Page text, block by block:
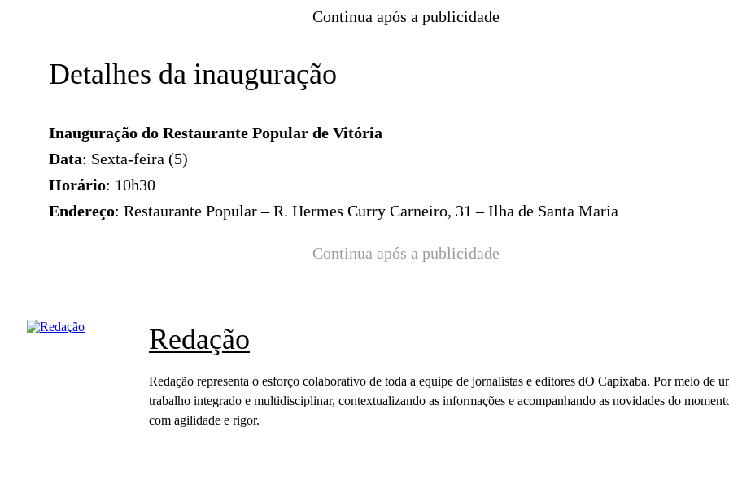
Continua após a publicidade
Detalhes da inauguração
Inauguração do Restaurante Popular de Vitória
Data: Sexta-feira (5)
Horário: 10h30
Endereço: Restaurante Popular – R. Hermes Curry Carneiro, 31 – Ilha de Santa Maria
Continua após a publicidade
Redação
Redação representa o esforço colaborativo de toda a equipe de jornalistas e editores dO Capixaba. Por meio de
trabalho integrado e multidisciplinar, contextualizando as informações e acompanhando as novidades do
com agilidade e rigor.